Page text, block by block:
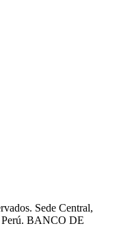
Sede Central,
BANCO DE